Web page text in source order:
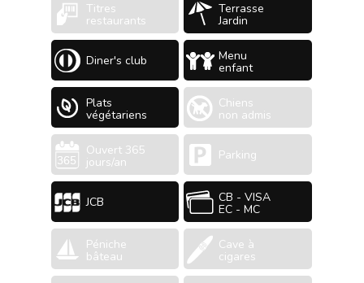
Titres
restaurants
Terrasse
Jardin
Diner's club Menu
enfant
Plats
végétariens
Chiens
non admis
Ouvert 365
jours/an Parking
JCB CB - VISA
EC - MC
Péniche
bâteau
Cave à
cigares